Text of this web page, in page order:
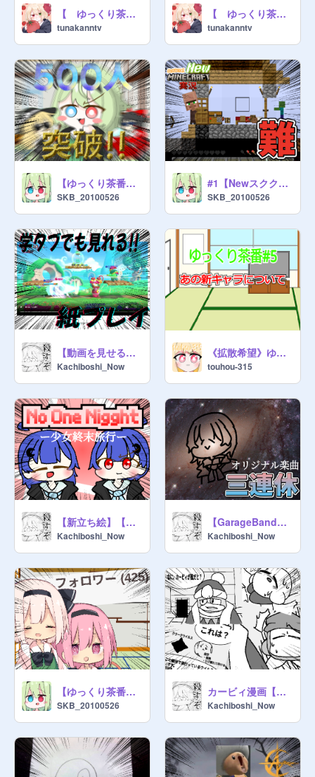
【 ゆっくり茶番 】 スイカ割りだ！！！！
tunakanntv
【 ゆっくり茶番 】 寿司屋でコラボ！？
tunakanntv
【ゆっくり茶番】フォロワー500人突破!!
SKB_20100526
#1【Newスククラ実況】難しいんだが!!?
SKB_20100526
【動画を見せる方法】紙プレイ()
Kachiboshi_Now
《拡散希望》ゆっくり茶番#5 あの新キャラについて
touhou-315
【新立ち絵】【PV】No One Night
Kachiboshi_Now
【GarageBand】三連休
Kachiboshi_Now
【ゆっくり茶番】どんだけ待たせるんだ!!
SKB_20100526
カービィ漫画【未知の病】
Kachiboshi_Now